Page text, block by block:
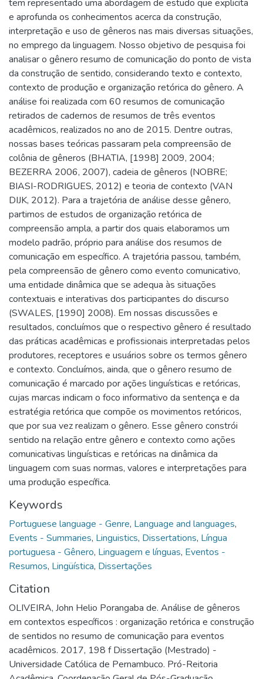
tem representado uma abordagem de estudo que explicita
e aprofunda os conhecimentos acerca da construção,
interpretação e uso de gêneros nas mais diversas situações,
no emprego da linguagem. Nosso objetivo de pesquisa foi
analisar o gênero resumo de comunicação do ponto de vista
da construção de sentido, considerando texto e contexto,
contexto de produção e organização retórica do gênero. A
análise foi realizada com 60 resumos de comunicação
retirados de cadernos de resumos de três eventos
acadêmicos, realizados no ano de 2015. Dentre outras,
nossas bases teóricas passaram pela compreensão de
colônia de gêneros (BHATIA, [1998] 2009, 2004;
BEZERRA 2006, 2007), cadeia de gêneros (NOBRE;
BIASI-RODRIGUES, 2012) e teoria de contexto (VAN
DIJK, 2012). Para a trajetória de análise desse gênero,
partimos de estudos de organização retórica de
compreensão ampla, a partir dos quais elaboramos um
modelo padrão, próprio para análise dos resumos de
comunicação em específico. A trajetória passou, também,
pela compreensão de gênero como evento comunicativo,
uma entidade dinâmica que se adequa às situações
contextuais e interativas dos participantes do discurso
(SWALES, [1990] 2008). Em nossas discussões e
resultados, concluímos que o respectivo gênero é resultado
das práticas acadêmicas e profissionais interpretadas pelos
produtores, receptores e usuários sobre os termos gênero
e contexto. Concluímos, ainda, que o gênero resumo de
comunicação é marcado por ações linguísticas e retóricas,
cujas marcas indicam o foco informativo da sentença e da
estratégia retórica que compõe os movimentos retóricos,
que por sua vez realizam o gênero. Esse gênero constrói
sentido na relação entre gênero e contexto como ações
comunicativas linguísticas e retóricas na dinâmica da
linguagem com suas normas, valores e interpretações para
uma produção específica.
Keywords
Portuguese language - Genre, Language and languages,
Events - Summaries, Linguistics, Dissertations, Língua
portuguesa - Gênero, Linguagem e línguas, Eventos -
Resumos, Lingüística, Dissertações
Citation
OLIVEIRA, John Helio Porangaba de. Análise de gêneros
em contextos específicos : organização retórica e construção
de sentidos no resumo de comunicação para eventos
acadêmicos. 2017, 198 f Dissertação (Mestrado) -
Universidade Católica de Pernambuco. Pró-Reitoria